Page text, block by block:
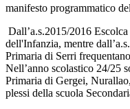
manifesto programmatico
Dall’a.s.2015/2016
dell'Infanzia, mentre
Primaria di Serri
Nell’anno scolastico 24/25
Primaria di Gergei,
plessi della scuola